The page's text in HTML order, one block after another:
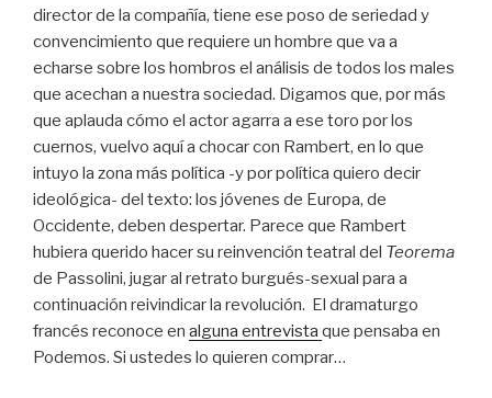
director de la compañía, tiene ese poso de seriedad y
convencimiento que requiere un hombre que va a
echarse sobre los hombros el análisis de todos los males
que acechan a nuestra sociedad. Digamos que, por más
que aplauda cómo el actor agarra a ese toro por los
cuernos, vuelvo aquí a chocar con Rambert, en lo que
intuyo la zona más política -y por política quiero decir
ideológica- del texto: los jóvenes de Europa, de
Occidente, deben despertar. Parece que Rambert
hubiera querido hacer su reinvención teatral del Teorema
de Passolini, jugar al retrato burgués-sexual para a
continuación reivindicar la revolución. El dramaturgo
francés reconoce en alguna entrevista que pensaba en
Podemos. Si ustedes lo quieren comprar…